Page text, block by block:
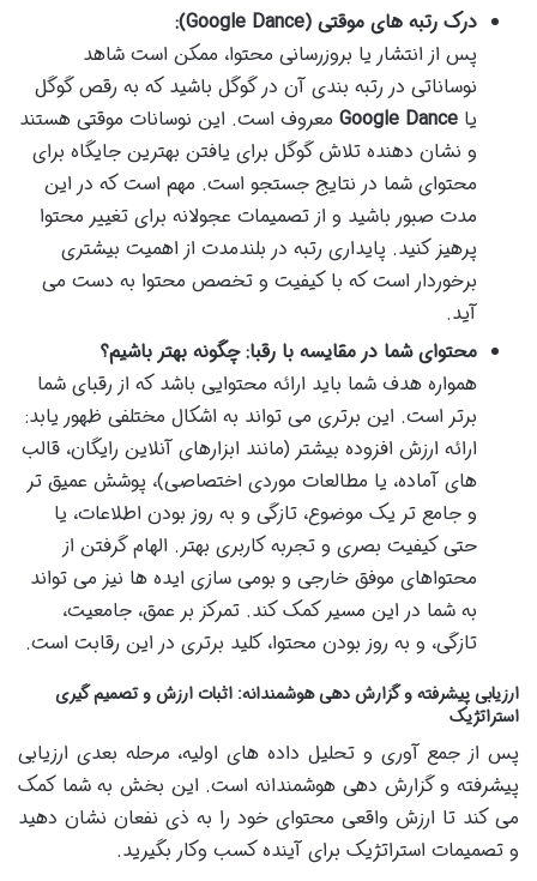
درک رتبه های موقتی (Google Dance):
پس از انتشار یا بروزرسانی محتوا، ممکن است شاهد
نوساناتی در رتبه بندی آن در گوگل باشید که به رقص گوگل
یا Google Dance معروف است. این نوسانات موقتی هستند
و نشان دهنده تلاش گوگل برای یافتن بهترین جایگاه برای
محتوای شما در نتایج جستجو است. مهم است که در این
مدت صبور باشید و از تصمیمات عجولانه برای تغییر محتوا
پرهیز کنید. پایداری رتبه در بلندمدت از اهمیت بیشتری
برخوردار است که با کیفیت و تخصص محتوا به دست می
آید.
محتوای شما در مقایسه با رقبا: چگونه بهتر باشیم؟
همواره هدف شما باید ارائه محتوایی باشد که از رقبای شما
برتر است. این برتری می تواند به اشکال مختلفی ظهور یابد:
ارائه ارزش افزوده بیشتر (مانند ابزارهای آنلاین رایگان، قالب
های آماده، یا مطالعات موردی اختصاصی)، پوشش عمیق تر
و جامع تر یک موضوع، تازگی و به روز بودن اطلاعات، یا
حتی کیفیت بصری و تجربه کاربری بهتر. الهام گرفتن از
محتواهای موفق خارجی و بومی سازی ایده ها نیز می تواند
به شما در این مسیر کمک کند. تمرکز بر عمق، جامعیت،
تازگی، و به روز بودن محتوا، کلید برتری در این رقابت است.
ارزیابی پیشرفته و گزارش دهی هوشمندانه: اثبات ارزش و تصمیم گیری
استراتژیک
پس از جمع آوری و تحلیل داده های اولیه، مرحله بعدی ارزیابی
پیشرفته و گزارش دهی هوشمندانه است. این بخش به شما کمک
می کند تا ارزش واقعی محتوای خود را به ذی نفعان نشان دهید
و تصمیمات استراتژیک برای آینده کسب وکار بگیرید.